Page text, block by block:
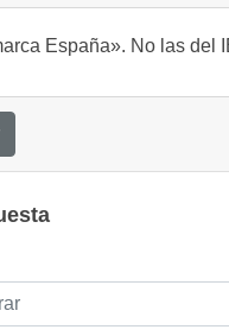
España». No las del